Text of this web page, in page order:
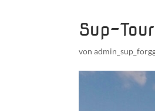
Sup-
von